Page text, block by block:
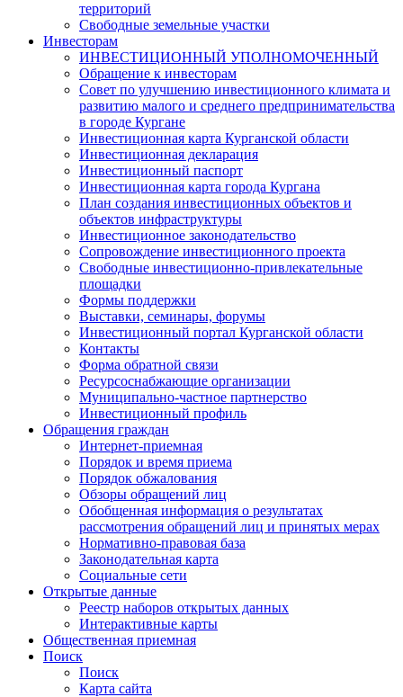
территорий
Свободные земельные участки
Инвесторам
ИНВЕСТИЦИОННЫЙ УПОЛНОМОЧЕННЫЙ
Обращение к инвесторам
Совет по улучшению инвестиционного климата и
развитию малого и среднего предпринимательства
в городе Кургане
Инвестиционная карта Курганской области
Инвестиционная декларация
Инвестиционный паспорт
Инвестиционная карта города Кургана
План создания инвестиционных объектов и
объектов инфраструктуры
Инвестиционное законодательство
Сопровождение инвестиционного проекта
Свободные инвестиционно-привлекательные
площадки
Формы поддержки
Выставки, семинары, форумы
Инвестиционный портал Курганской области
Контакты
Форма обратной связи
Ресурсоснабжающие организации
Муниципально-частное партнерство
Инвестиционный профиль
Обращения граждан
Интернет-приемная
Порядок и время приема
Порядок обжалования
Обзоры обращений лиц
Обобщенная информация о результатах
рассмотрения обращений лиц и принятых мерах
Нормативно-правовая база
Законодательная карта
Социальные сети
Открытые данные
Реестр наборов открытых данных
Интерактивные карты
Общественная приемная
Поиск
Поиск
Карта сайта